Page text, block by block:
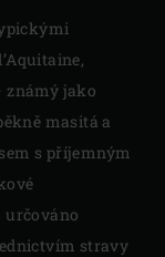
známý jako
masitá a
s příjemným
stravy